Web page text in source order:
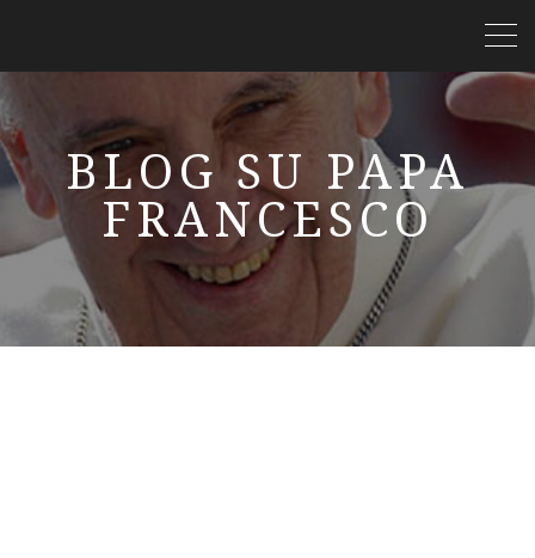
BLOG SU PAPA
FRANCESCO